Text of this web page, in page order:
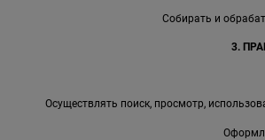
Собирать и
3.
Осуществлять поиск, просмотр,